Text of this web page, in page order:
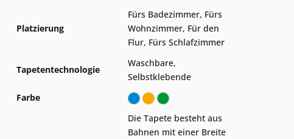
Platzierung
Fürs Badezimmer, Fürs
Wohnzimmer, Für den
Flur, Fürs Schlafzimmer
Tapetentechnologie
Waschbare,
Selbstklebende
Farbe
Die Tapete besteht aus
Bahnen mit einer Breite